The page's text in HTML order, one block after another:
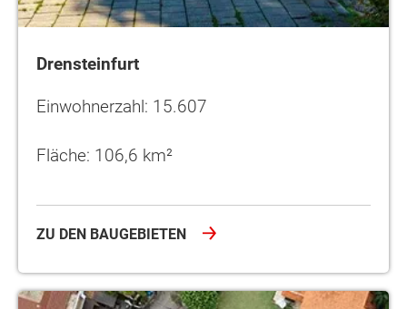
Drensteinfurt
Einwohnerzahl: 15.607
Fläche: 106,6 km²
ZU DEN BAUGEBIETEN
Ennigerloh